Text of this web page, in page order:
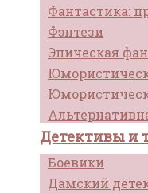
Фантастика:
Фэнтези
Эпическая
Детективы и
Боевики
Дамский